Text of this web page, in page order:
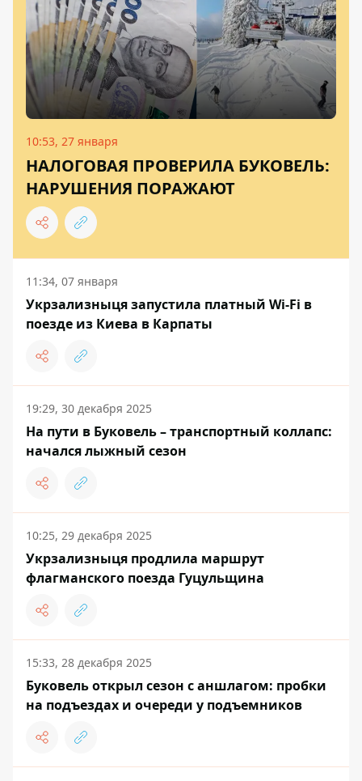
10:53, 27 января
НАЛОГОВАЯ ПРОВЕРИЛА БУКОВЕЛЬ:
НАРУШЕНИЯ ПОРАЖАЮТ
11:34, 07 января
Укрзализныця запустила платный Wi-Fi в
поезде из Киева в Карпаты
19:29, 30 декабря 2025
На пути в Буковель – транспортный коллапс:
начался лыжный сезон
10:25, 29 декабря 2025
Укрзализныця продлила маршрут
флагманского поезда Гуцульщина
15:33, 28 декабря 2025
Буковель открыл сезон с аншлагом: пробки
на подъездах и очереди у подъемников